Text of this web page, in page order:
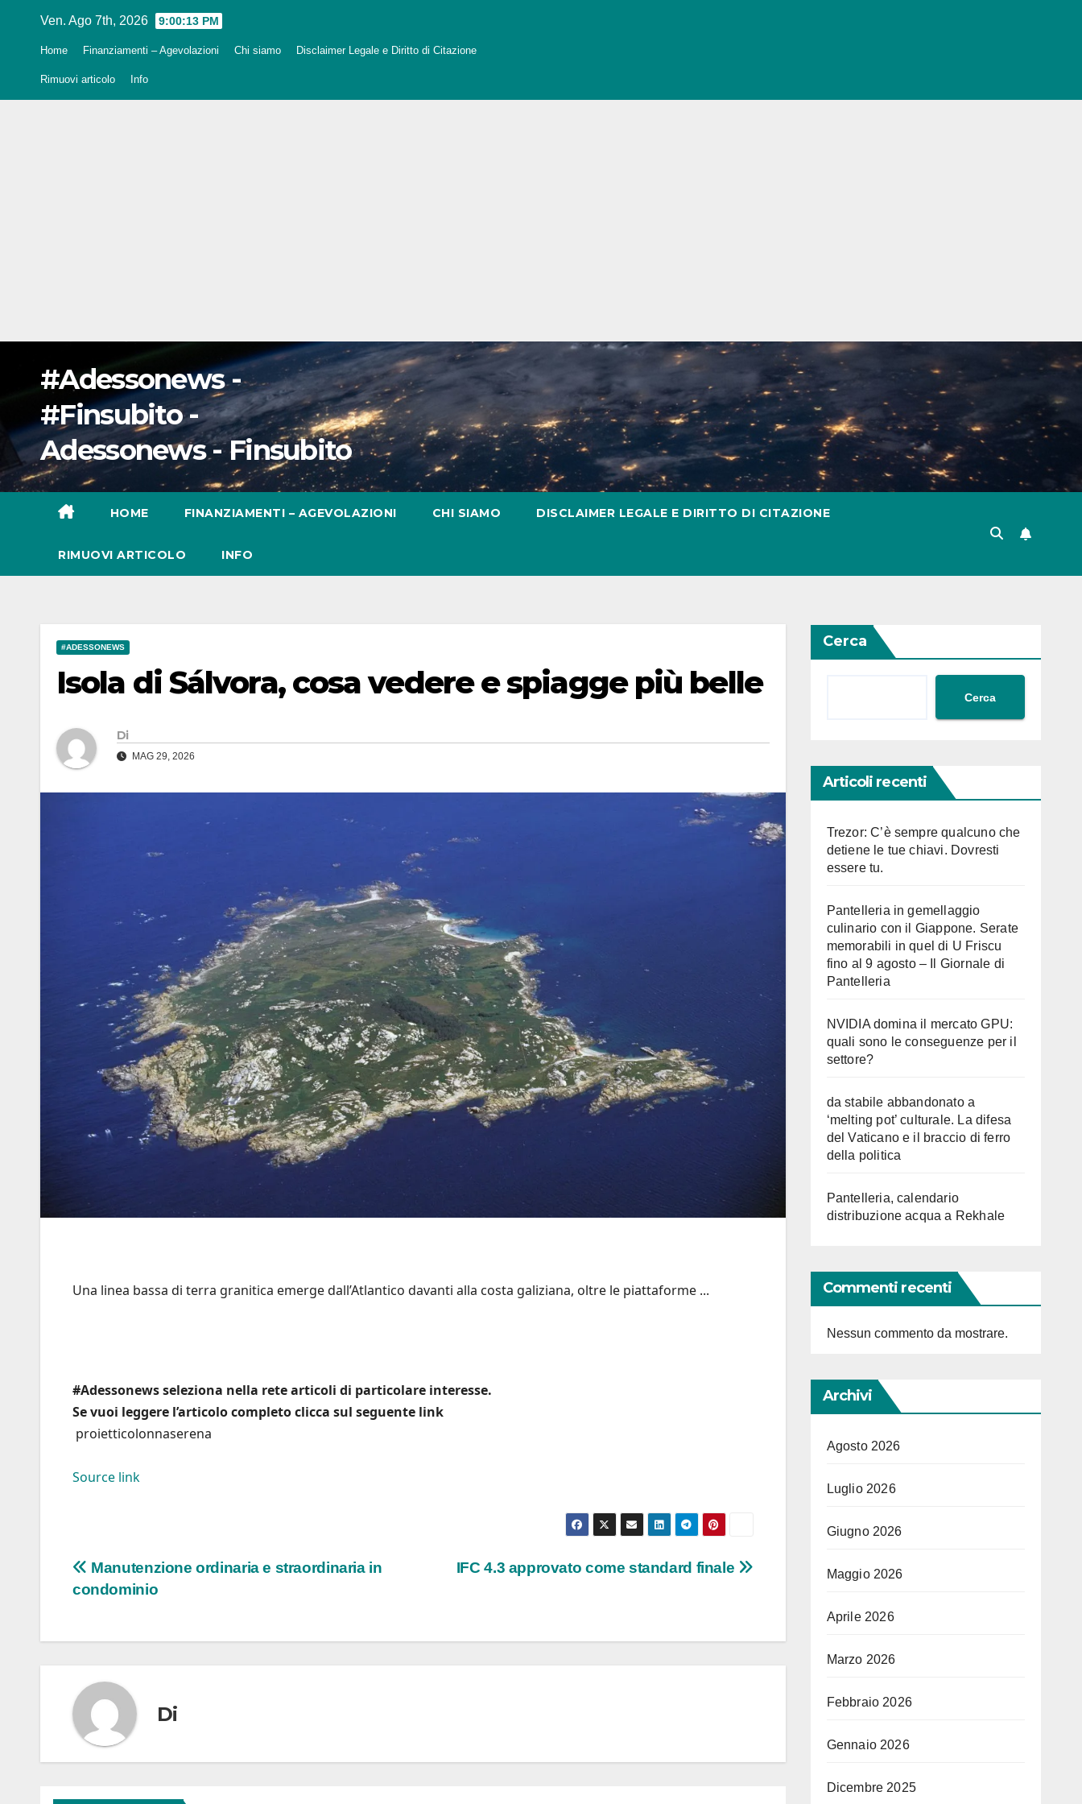
Ven. Ago 7th, 2026 9:00:14 PM
Home Finanziamenti – Agevolazioni Chi siamo Disclaimer Legale e Diritto di Citazione
Rimuovi articolo Info
#Adessonews -
#Finsubito -
Adessonews - Finsubito
HOME FINANZIAMENTI – AGEVOLAZIONI CHI SIAMO DISCLAIMER LEGALE E DIRITTO DI CITAZIONE
RIMUOVI ARTICOLO INFO
#ADESSONEWS
Isola di Sálvora, cosa vedere e spiagge più belle
Di
MAG 29, 2026
Una linea bassa di terra granitica emerge dall’Atlantico davanti alla costa galiziana, oltre le piattaforme ...
#Adessonews seleziona nella rete articoli di particolare interesse.
Se vuoi leggere l’articolo completo clicca sul seguente link
proietticolonnaserena
Source link
Navigazione
IFC 4.3 approvato come standard finale
Manutenzione ordinaria e straordinaria in
condominio
Di
Cerca
Cerca
Articoli recenti
Trezor: C’è sempre qualcuno che
detiene le tue chiavi. Dovresti
essere tu.
Pantelleria in gemellaggio
culinario con il Giappone. Serate
memorabili in quel di U Friscu
fino al 9 agosto – Il Giornale di
Pantelleria
NVIDIA domina il mercato GPU:
quali sono le conseguenze per il
settore?
da stabile abbandonato a
‘melting pot’ culturale. La difesa
del Vaticano e il braccio di ferro
della politica
Pantelleria, calendario
distribuzione acqua a Rekhale
Commenti recenti
Nessun commento da mostrare.
Archivi
Agosto 2026
Luglio 2026
Giugno 2026
Maggio 2026
Aprile 2026
Marzo 2026
Febbraio 2026
Gennaio 2026
Dicembre 2025